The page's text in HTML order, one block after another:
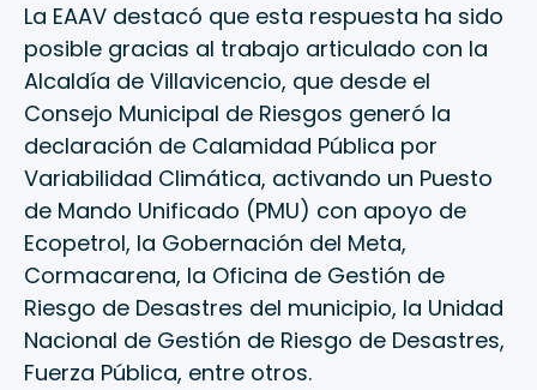
La EAAV destacó que esta respuesta ha sido
posible gracias al trabajo articulado con la
Alcaldía de Villavicencio, que desde el
Consejo Municipal de Riesgos generó la
declaración de Calamidad Pública por
Variabilidad Climática, activando un Puesto
de Mando Unificado (PMU) con apoyo de
Ecopetrol, la Gobernación del Meta,
Cormacarena, la Oficina de Gestión de
Riesgo de Desastres del municipio, la Unidad
Nacional de Gestión de Riesgo de Desastres,
Fuerza Pública, entre otros.